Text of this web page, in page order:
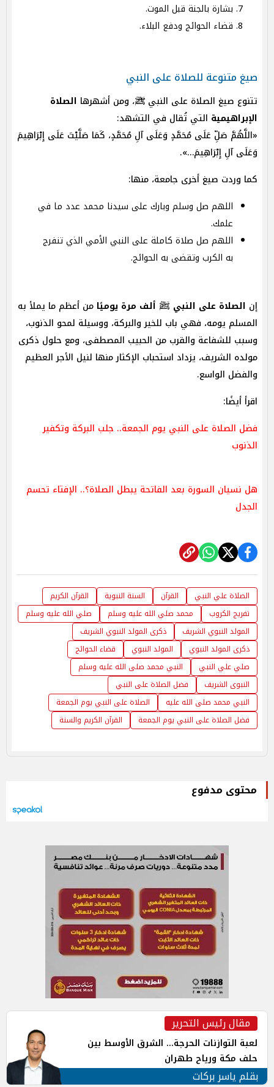
بشارة بالجنة قبل الموت.
قضاء الحوائج ودفع البلاء.
صيغ متنوعة للصلاة على النبي
تتنوع صيغ الصلاة على النبي ﷺ، ومن أشهرها الصلاة
الإبراهيمية التي تُقال في التشهد:
«اللَّهُمَّ صَلِّ عَلَى مُحَمَّدٍ وَعَلَى آلِ مُحَمَّدٍ، كَمَا صَلَّيْتَ عَلَى إِبْرَاهِيمَ
وَعَلَى آلِ إِبْرَاهِيمَ…».
كما وردت صيغ أخرى جامعة، منها:
اللهم صل وسلم وبارك على سيدنا محمد عدد ما في
علمك.
اللهم صل صلاة كاملة على النبي الأمي الذي تنفرج
به الكرب وتقضى به الحوائج.
إن الصلاة على النبي ﷺ ألف مرة يوميًا من أعظم ما يملأ به
المسلم يومه، فهي باب للخير والبركة، ووسيلة لمحو الذنوب،
وسبب للشفاعة والقرب من الحبيب المصطفى، ومع حلول ذكرى
مولده الشريف، يزداد استحباب الإكثار منها لنيل الأجر العظيم
والفضل الواسع.
اقرأ أيضًا:
فضل الصلاة على النبي يوم الجمعة.. جلب البركة وتكفير
الذنوب
هل نسيان السورة بعد الفاتحة يبطل الصلاة؟.. الإفتاء تحسم
الجدل
الصلاة علي النبي القرآن السنة النبوية
القرآن الكريم
تفريج الكروب
محمد صلي الله عليه وسلم
صلي الله عليه وسلم
المولد النبوي الشريف
ذكرى المولد النبوي الشريف
ذكرى المولد النبوي
المولد النبوي
قضاء الحوائج
صلي علي النبي
النبي محمد صلى الله عليه وسلم
النبوى الشريف
فضل الصلاة على النبي
النبي محمد صلى الله عليه
الصلاة على النبي يوم الجمعة
فضل الصلاة على النبي يوم الجمعة
القرآن الكريم والسنة
محتوى مدفوع
مقال رئيس التحرير
لعبة التوازنات الحرجة... الشرق الأوسط بين
حلف مكة ورياح طهران
بقلم ياسر بركات